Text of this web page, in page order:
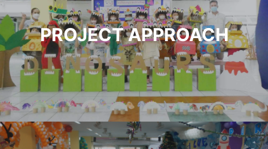
PROJECT APPROACH